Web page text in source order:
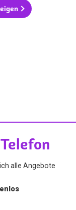
alle Angebote